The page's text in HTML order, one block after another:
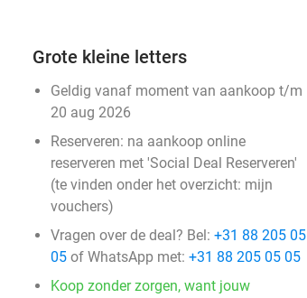
Grote kleine letters
Geldig vanaf moment van aankoop t/m
20 aug 2026
Reserveren: na aankoop online
reserveren met 'Social Deal Reserveren'
(te vinden onder het overzicht: mijn
vouchers)
Vragen over de deal? Bel: +31 88 205 05
05 of WhatsApp met: +31 88 205 05 05
Koop zonder zorgen, want jouw